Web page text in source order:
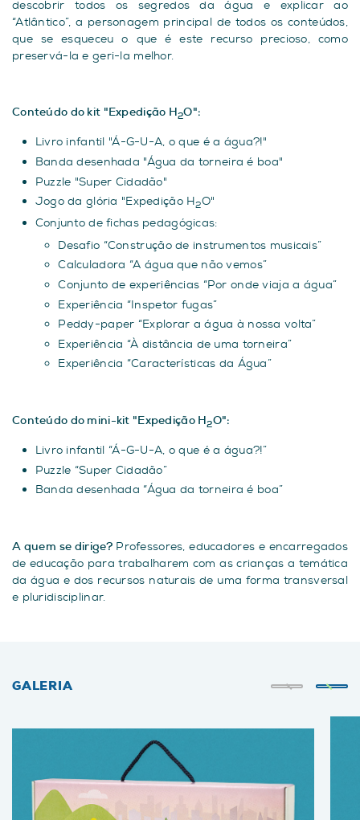
descobrir todos os segredos da água e explicar ao
“Atlântico”, a personagem principal de todos os conteúdos,
que se esqueceu o que é este recurso precioso, como
preservá-la e geri-la melhor.
Conteúdo do kit "Expedição H2O":
Livro infantil "Á-G-U-A, o que é a água?!"
Banda desenhada "Água da torneira é boa"
Puzzle "Super Cidadão"
Jogo da glória "Expedição H2O"
Conjunto de fichas pedagógicas:
Desafio “Construção de instrumentos musicais”
Calculadora “A água que não vemos”
Conjunto de experiências “Por onde viaja a água”
Experiência “Inspetor fugas”
Peddy-paper “Explorar a água à nossa volta”
Experiência “À distância de uma torneira”
Experiência “Características da Água”
Conteúdo do mini-kit "Expedição H2O":
Livro infantil “Á-G-U-A, o que é a água?!”
Puzzle “Super Cidadão”
Banda desenhada “Água da torneira é boa”
A quem se dirige? Professores, educadores e encarregados
de educação para trabalharem com as crianças a temática
da água e dos recursos naturais de uma forma transversal
e pluridisciplinar.
GALERIA